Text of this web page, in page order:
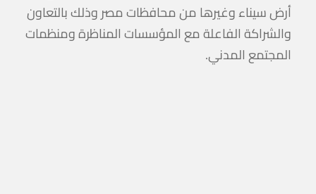
أرض سيناء وغيرها من محافظات مصر وذلك بالتعاون
والشراكة الفاعلة مع المؤسسات المناظرة ومنظمات
المجتمع المدني.